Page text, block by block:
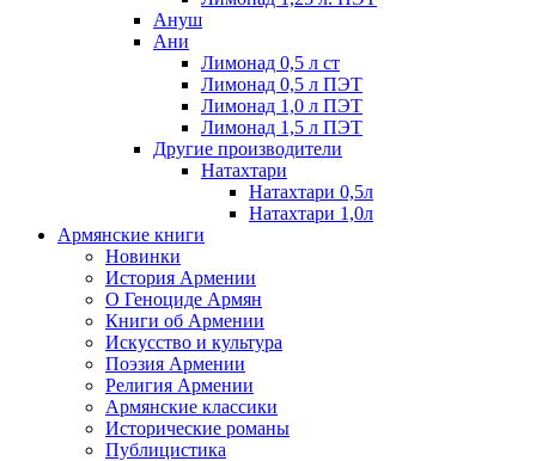
Ануш
Ани
Лимонад 0,5 л ст
Лимонад 0,5 л ПЭТ
Лимонад 1,0 л ПЭТ
Лимонад 1,5 л ПЭТ
Другие производители
Натахтари
Натахтари 0,5л
Натахтари 1,0л
Армянские книги
Новинки
История Армении
О Геноциде Армян
Книги об Армении
Иcкусство и культура
Поэзия Армении
Религия Армении
Армянские классики
Исторические романы
Публицистика